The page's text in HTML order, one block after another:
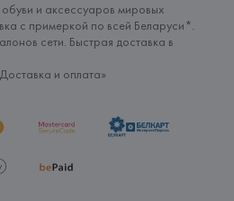
и аксессуаров мировых
с примеркой по всей Беларуси*.
сети. Быстрая доставка в
Доставка и оплата»